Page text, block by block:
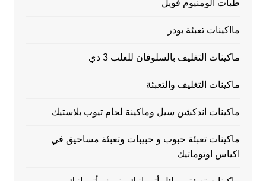
طبات الومنيوم فويل
مااكينات تعبئة بودر
ماكينات التغليف بالسلوفان للعلب 3 دي
ماكينات التغليف والتعبئة
ماكينات اندكشن سيل وماكينة لحام تيوب بلاستيك
ماكينات تعبئة حبوب و حبيبات وتعبئة مساحيق في
اكياس اوتوماتيك